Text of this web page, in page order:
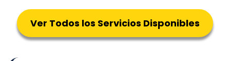
Ver Todos los Servicios Disponibles